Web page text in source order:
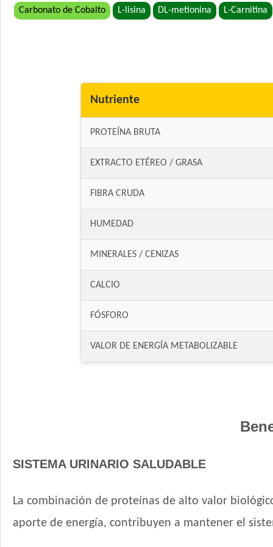
Carbonato de Cobalto L-lisina DL-metionina L-Carnitina
Nutriente
PROTEÍNA BRUTA
EXTRACTO ETÉREO / GRASA
FIBRA CRUDA
HUMEDAD
MINERALES / CENIZAS
CALCIO
FÓSFORO
VALOR DE ENERGÍA METABOLIZABLE
SISTEMA URINARIO SALUDABLE
La combinación de proteínas de alto valor
aporte de energía, contribuyen a mantener el